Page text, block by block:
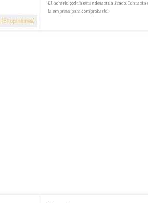
(51 opiniones)
El horario podría estar desactualizado. Contacta
la empresa para comprobarlo.